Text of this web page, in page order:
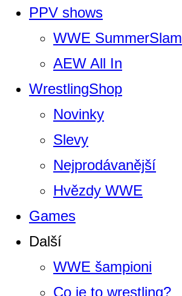
PPV shows
WWE SummerSlam
AEW All In
WrestlingShop
Novinky
Slevy
Nejprodávanější
Hvězdy WWE
Games
Další
WWE šampioni
Co je to wrestling?